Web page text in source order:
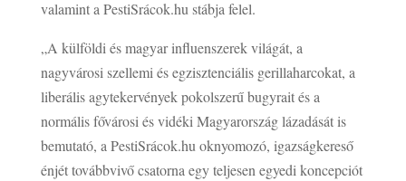
valamint a PestiSrácok.hu stábja felel.
„A külföldi és magyar influenszerek világát, a
nagyvárosi szellemi és egzisztenciális gerillaharcokat, a
liberális agytekervények pokolszerű bugyrait és a
normális fővárosi és vidéki Magyarország lázadását is
bemutató, a PestiSrácok.hu oknyomozó, igazságkereső
énjét továbbvivő csatorna egy teljesen egyedi koncepciót